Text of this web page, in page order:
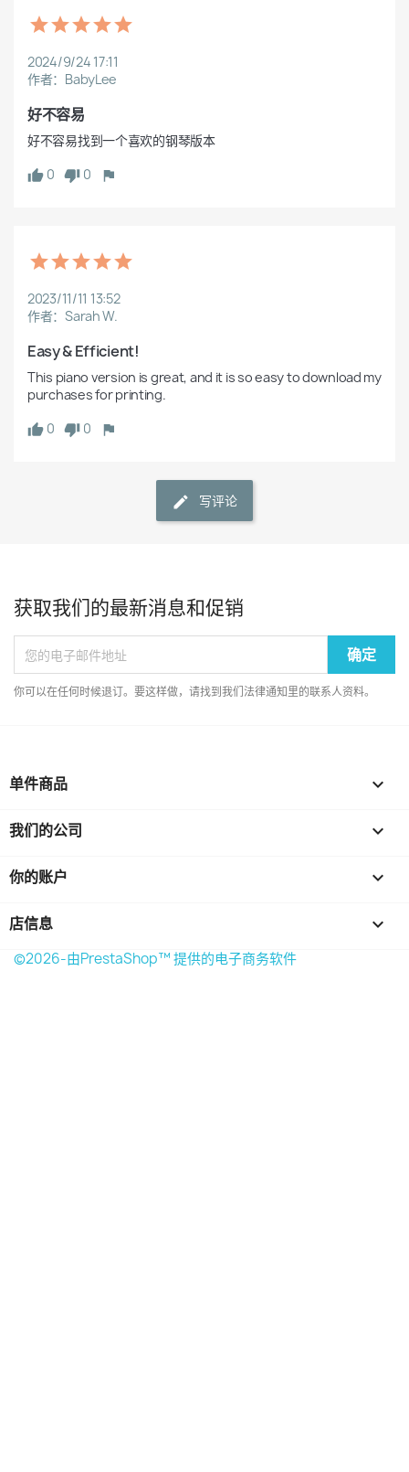
2024/9/24 17:11
作者：BabyLee
好不容易
好不容易找到一个喜欢的钢琴版本
0
0
2023/11/11 13:52
作者：Sarah W.
Easy & Efficient!
This piano version is great, and it is so easy to download my
purchases for printing.
0
0
写评论
获取我们的最新消息和促销
你可以在任何时候退订。要这样做，请找到我们法律通知里的联系人资料。
单件商品 
我们的公司 
你的账户 
店信息 keyboard_arrow_down
©2026-由PrestaShop™ 提供的电子商务软件